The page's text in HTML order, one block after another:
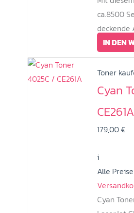
ca.8500
deckende
IN DEN
Toner
Cyan
CE261A
179,00€
i
Alle
Cyan